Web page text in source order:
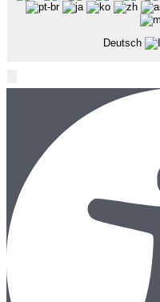
Deutsch